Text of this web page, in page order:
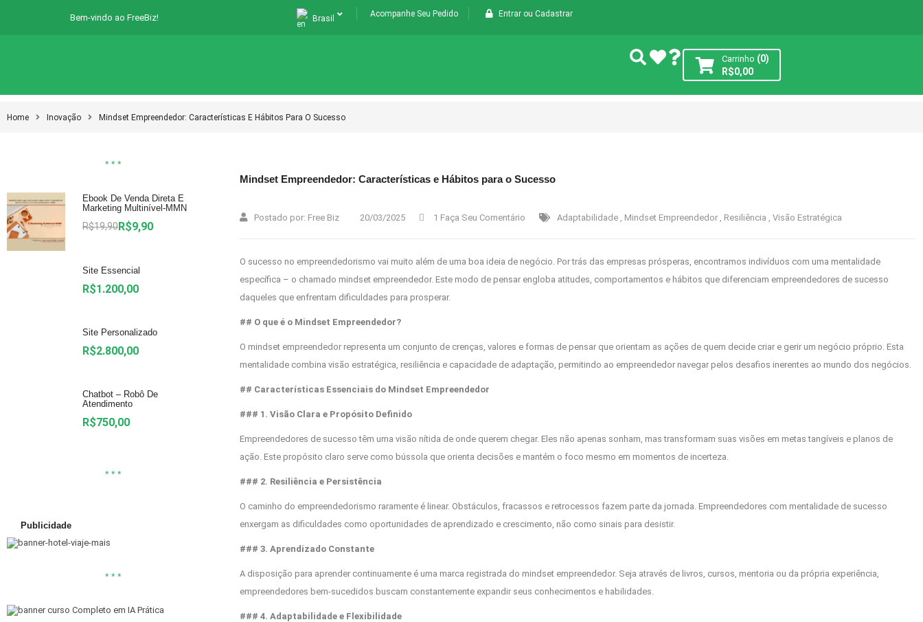
Bem-vindo ao FreeBiz! Brasil Acompanhe Seu Pedido Entrar ou Cadastrar
Carrinho (0)
R$0,00
Home Inovação Mindset Empreendedor: Características E Hábitos Para O Sucesso
* * *
Ebook De Venda Direta E
Marketing Multinível-MMN
R$19,90R$9,90
Site Essencial
R$1.200,00
Site Personalizado
R$2.800,00
Chatbot – Robô De
Atendimento
R$750,00
* * *
Publicidade
* * *
Mindset Empreendedor: Características e Hábitos para o Sucesso
Postado por: Free Biz 20/03/2025 1 Faça Seu Comentário Adaptabilidade, Mindset Empreendedor, Resiliência , Visão Estratégica
O sucesso no empreendedorismo vai muito além de uma boa ideia de negócio. Por trás das empresas prósperas, encontramos indivíduos com uma mentalidade
específica – o chamado mindset empreendedor. Este modo de pensar engloba atitudes, comportamentos e hábitos que diferenciam empreendedores de sucesso
daqueles que enfrentam dificuldades para prosperar.
## O que é o Mindset Empreendedor?
O mindset empreendedor representa um conjunto de crenças, valores e formas de pensar que orientam as ações de quem decide criar e gerir um negócio próprio. Esta
mentalidade combina visão estratégica, resiliência e capacidade de adaptação, permitindo ao empreendedor navegar pelos desafios inerentes ao mundo dos negócios.
## Características Essenciais do Mindset Empreendedor
### 1. Visão Clara e Propósito Definido
Empreendedores de sucesso têm uma visão nítida de onde querem chegar. Eles não apenas sonham, mas transformam suas visões em metas tangíveis e planos de
ação. Este propósito claro serve como bússola que orienta decisões e mantém o foco mesmo em momentos de incerteza.
### 2. Resiliência e Persistência
O caminho do empreendedorismo raramente é linear. Obstáculos, fracassos e retrocessos fazem parte da jornada. Empreendedores com mentalidade de sucesso
enxergam as dificuldades como oportunidades de aprendizado e crescimento, não como sinais para desistir.
### 3. Aprendizado Constante
A disposição para aprender continuamente é uma marca registrada do mindset empreendedor. Seja através de livros, cursos, mentoria ou da própria experiência,
empreendedores bem-sucedidos buscam constantemente expandir seus conhecimentos e habilidades.
### 4. Adaptabilidade e Flexibilidade